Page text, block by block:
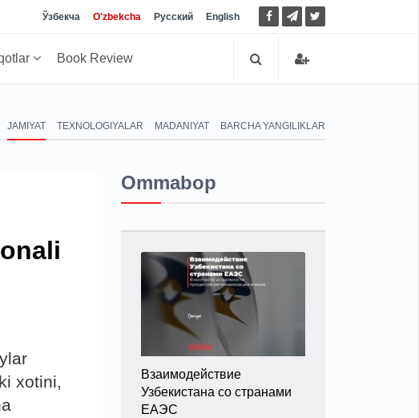
Ўзбекча O'zbekcha Русский English
Book Review
JAMIYAT TEXNOLOGIYALAR MADANIYAT BARCHA YANGILIKLAR
xotini,
Ommabop
Взаимодействие
Узбекистана со странами
ЕАЭС